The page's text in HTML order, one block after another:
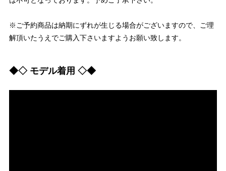
※ご予約商品は納期にずれが生じる場合がございますので、ご理
解頂いたうえでご購入下さいますようお願い致します。
◆◇ モデル着用 ◇◆